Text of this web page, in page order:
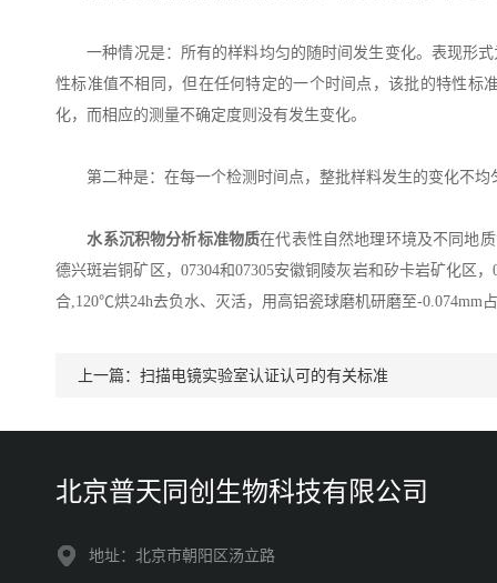
一种情况是：所有的样料均匀的随时间发生变化。表现形式
性标准值不相同，但在任何特定的一个时间点，该批的特性标
化，而相应的测量不确定度则没有发生变化。
第二种是：在每一个检测时间点，整批样料发生的变化不均
水系沉积物分析标准物质在代表性自然地理环境及不同地
德兴斑岩铜矿区，07304和07305安徽铜陵灰岩和矽卡岩矿化区
合,120℃烘24h去负水、灭活，用高铝瓷球磨机研磨至-0.074mm
上一篇： 扫描电镜实验室认证认可的有关标准
北京普天同创生物科技有限公司
地址：北京市朝阳区汤立路